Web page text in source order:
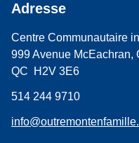
Adresse
Centre Communautaire
999 Avenue McEachran,
QC H2V 3E6
514 244 9710